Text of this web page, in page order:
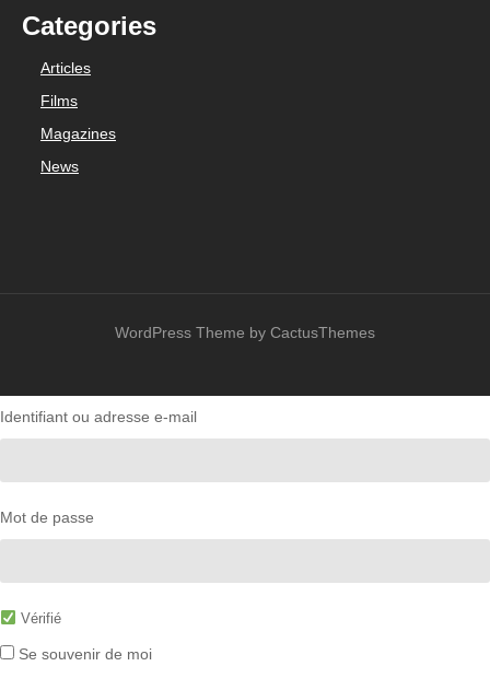
Categories
Articles
Films
Magazines
News
WordPress Theme by CactusThemes
Identifiant ou adresse e-mail
Mot de passe
Vérifié
Se souvenir de moi